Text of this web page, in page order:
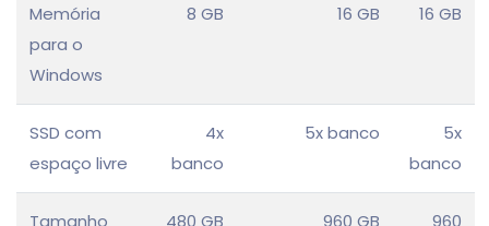
Memória
para o
Windows
8 GB 16 GB 16 GB
SSD com
espaço livre
4x
banco
5x banco
5x
banco
Tamanho
480 GB 960 GB
960